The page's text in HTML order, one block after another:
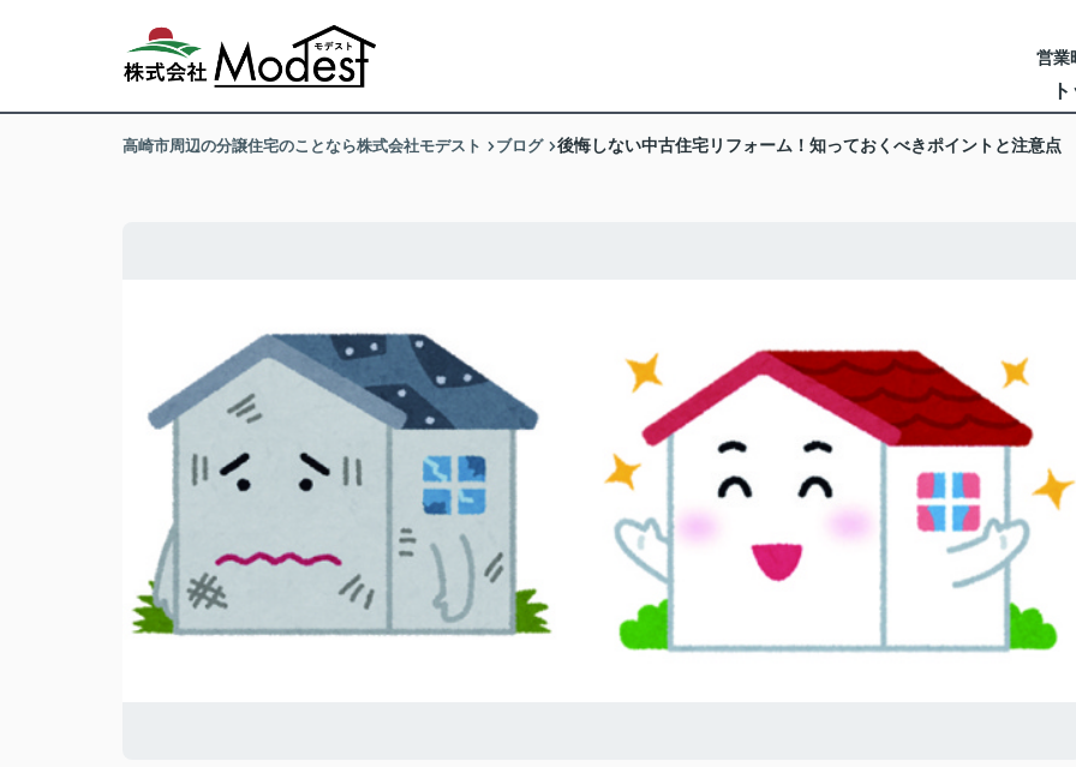
営業
高崎市周辺の分譲住宅のことなら株式会社モデスト ブログ 後悔しない中古住宅リフォーム！知っておくべきポイントと注意点